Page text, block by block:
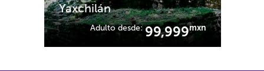
Yaxchilán
Adulto desde:99,999mxn